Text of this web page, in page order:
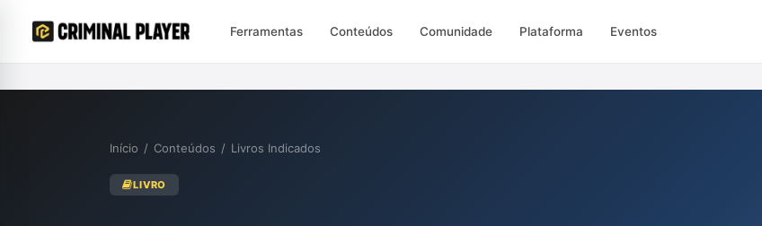
Ferramentas Conteúdos Comunidade Plataforma Eventos
Início / Conteúdos / Livros Indicados
LIVRO